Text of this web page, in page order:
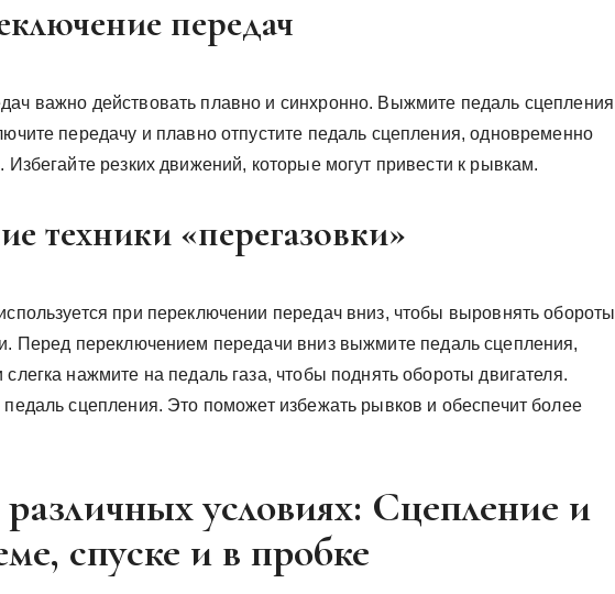
передач
важно действовать плавно и синхронно. Выжмите педаль сцепления
передачу и плавно отпустите педаль сцепления, одновременно
резких движений, которые могут привести к рывкам.
техники «перегазовки»
при переключении передач вниз, чтобы выровнять обороты
Перед переключением передачи вниз выжмите педаль сцепления,
нажмите на педаль газа, чтобы поднять обороты двигателя.
педаль сцепления. Это поможет избежать рывков и обеспечит более
условиях: Сцепление и
спуске и в пробке